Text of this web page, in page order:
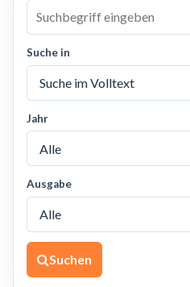
Suche in
Jahr
Ausgabe
Suchen